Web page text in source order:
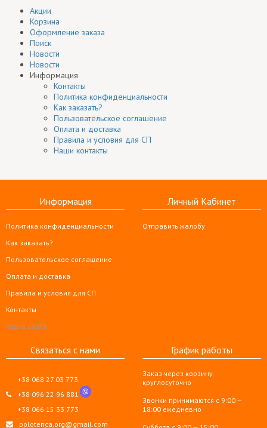
Акции
Корзина
Оформление заказа
Поиск
Новости
Новости
Информация
Контакты
Политика конфиденциальности
Как заказать?
Пользовательское соглашение
Оплата и доставка
Правила и условия для СП
Наши контакты
Информация
Политика конфиденциальности
Как заказать?
Пользовательское соглашение
Оплата и доставка
Правила и условия для СП
Контакты
Карта сайта
Личный Кабинет
Отправить жалобу
Связаться с нами
+38 068 27 03 773
+38 096 22 96 881
+38 066 15 33 773
polotenca.org@gmail.com
График работы
Заказ через корзину
круглосуточно
Звонки принимаются с 9:00 —
18:00 ежедневно